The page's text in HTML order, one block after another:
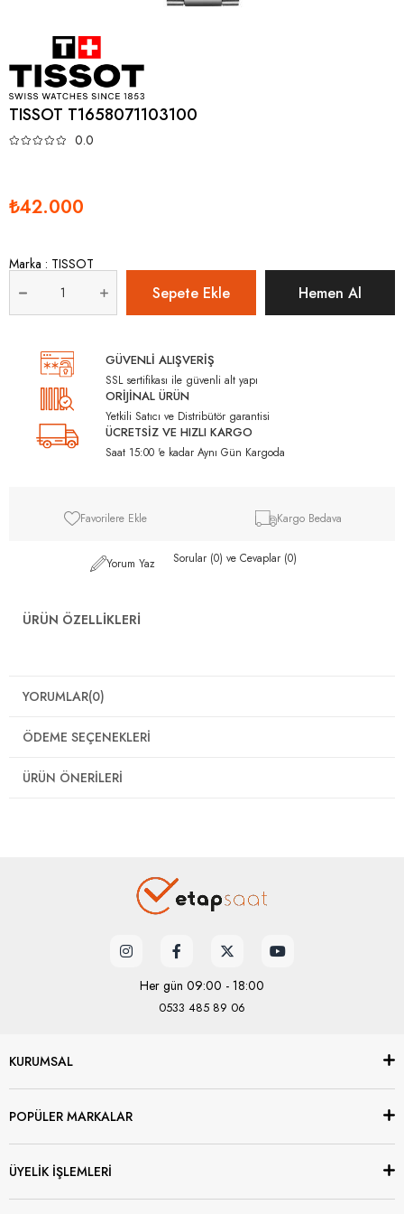
TISSOT T1658071103100
0.0
₺42.000
Marka : TISSOT
GÜVENLİ ALIŞVERİŞ
SSL sertifikası ile güvenli alt yapı
ORİJİNAL ÜRÜN
Yetkili Satıcı ve Distribütör garantisi
ÜCRETSİZ VE HIZLI KARGO
Saat 15:00 'e kadar Aynı Gün Kargoda
Favorilere Ekle Kargo Bedava
Yorum Yaz Sorular (0) ve Cevaplar (0)
ÜRÜN ÖZELLIKLERI
YORUMLAR(0)
ÖDEME SEÇENEKLERI
ÜRÜN ÖNERILERI
Her gün 09:00 - 18:00
0533 485 89 06
KURUMSAL
POPÜLER MARKALAR
ÜYELİK İŞLEMLERİ